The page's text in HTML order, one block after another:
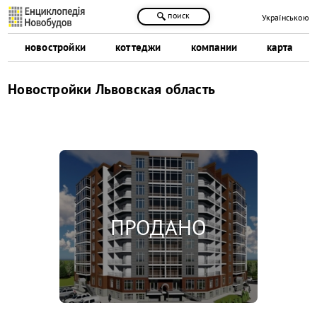
новостройки коттеджи компании карта
поиск Українською
Новостройки Львовская область